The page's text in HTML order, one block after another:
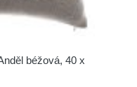
béžová, 40 x